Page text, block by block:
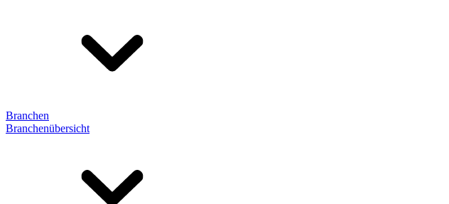
Branchen
Branchenübersicht